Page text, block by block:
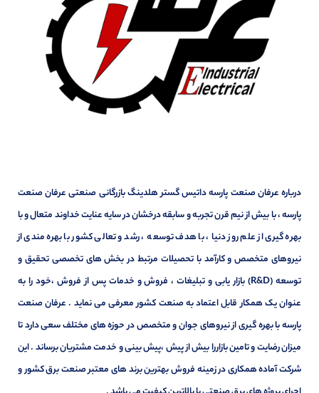
درباره عرفان صنعت پارسه داتیس گستر هلدینگ بازرگانی صنعتی عرفان صنعت
پارسه ، با بیش از نیم قرن تجربه و سابقه درخشان در سایه عنایت خداوند متعال و با
بهره گیری از علم روز دنیا ، با هدف توسعه ، رشد و تعالی کشور با بهره مندی از
نیروهای متخصص و کارآمد با تحصیلات مرتبط در بخش های تخصصی تحقیق و
توسعه (R&D) بازار یابی و تبلیغات ، فروش و خدمات پس از فروش ،خود را به
عنوان یک همکار قابل اعتماد به صنعت کشور معرفی می نماید . عرفان صنعت
پارسه با بهره گیری از نیروهای جوان و متخصص در حوزه های مختلف سعی دارد تا
میزان رضایت و تامین بازاررا بیش از پیش ،پیش بینی و خدمت مشتریان برساند . این
شرکت آماده همکاری در زمینه فروش بهترین برند های معتبر صنعت برق کشور و